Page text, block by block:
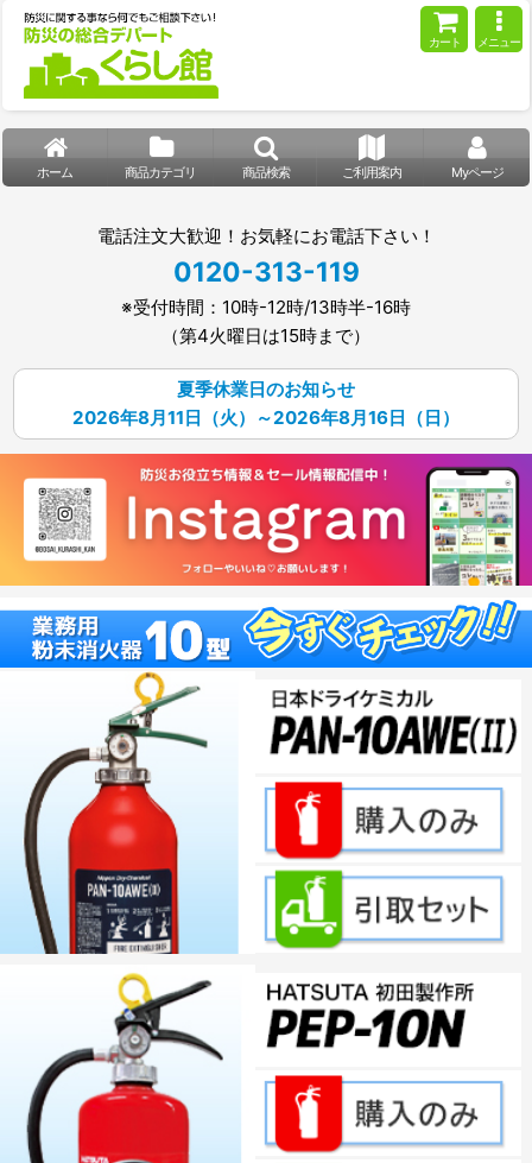
カート メニュー
ホーム 商品カテゴリ 商品検索 ご利用案内 Myページ
電話注文大歓迎！お気軽にお電話下さい！
0120-313-119
※受付時間：10時-12時/13時半-16時
（第4火曜日は15時まで）
夏季休業日のお知らせ
2026年8月11日（火）～2026年8月16日（日）